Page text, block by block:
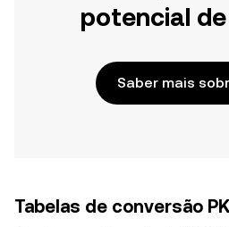
potencial
Saber mais
Tabelas de conversão